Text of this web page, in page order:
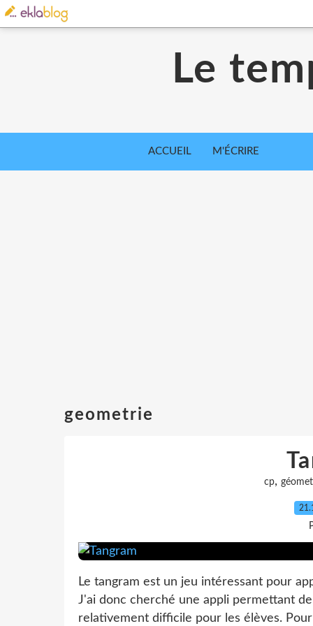
Le
ACCUEIL M'ÉCRIRE
geometrie
cp,
Le tangram est un jeu intéressant pour
J'ai donc cherché une appli permettant
relativement difficile pour les élèves.